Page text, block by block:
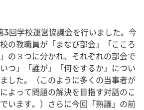
回学校運営協議会を行いました。今
の教職員が「まなび部会」「こころ
の３つに分かれ、それぞれの部会で
つ」「誰が」「何をするか」につい
した。（このように多くの当事者が
よって問題の解決を目指す対話のこ
います。）さらに今回「熟議」の前